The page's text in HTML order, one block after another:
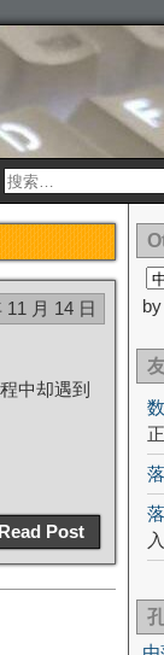
11 月 14 日
中却遇到
Post
by